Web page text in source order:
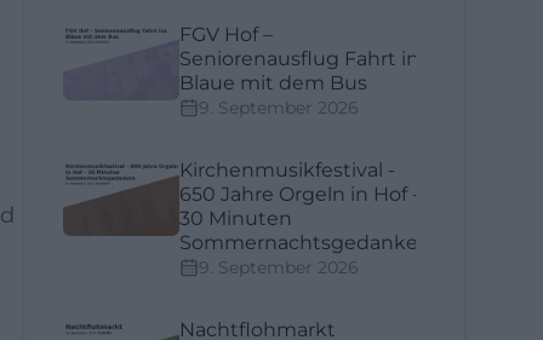
FGV Hof –
Seniorenausflug Fahrt ins
Blaue mit dem Bus
9. September 2026
Kirchenmusikfestival -
650 Jahre Orgeln in Hof -
30 Minuten
Sommernachtsgedanken
9. September 2026
Nachtflohmarkt